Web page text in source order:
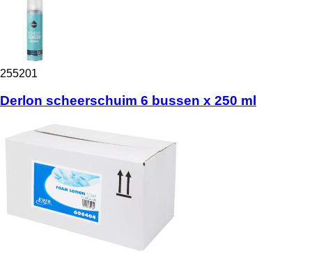
255201
Derlon scheerschuim 6 bussen x 250 ml